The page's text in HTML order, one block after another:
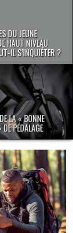
DU JEUNE
HAUT NIVEAU
IL S’INQUIÉTER ?
LA « BONNE
PÉDALAGE